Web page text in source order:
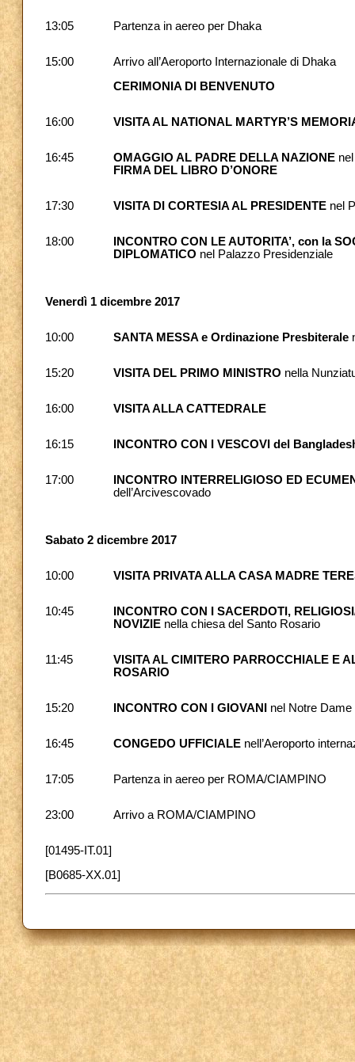
13:05 Partenza in aereo per Dhaka
15:00
Arrivo all’Aeroporto Internazionale di Dhaka
CERIMONIA DI BENVENUTO
16:00 VISITA AL NATIONAL MARTYR’S
16:45 OMAGGIO AL PADRE DELLA NAZIONE
FIRMA DEL LIBRO D’ONORE
17:30 VISITA DI CORTESIA AL PRESIDENTE nel
18:00
INCONTRO CON LE AUTORITA’, con la
DIPLOMATICO nel Palazzo Presidenziale
Venerdì 1 dicembre 2017
10:00 SANTA MESSA e Ordinazione Presbiterale
15:20 VISITA DEL PRIMO MINISTRO nella
16:00 VISITA ALLA CATTEDRALE
16:15 INCONTRO CON I VESCOVI del
17:00
INCONTRO INTERRELIGIOSO ED
dell’Arcivescovado
Sabato 2 dicembre 2017
10:00 VISITA PRIVATA ALLA CASA MADRE
10:45
INCONTRO CON I SACERDOTI,
NOVIZIE nella chiesa del Santo Rosario
11:45
VISITA AL CIMITERO PARROCCHIALE E
ROSARIO
15:20 INCONTRO CON I GIOVANI nel Notre
16:45 CONGEDO UFFICIALE nell’Aeroporto
17:05 Partenza in aereo per ROMA/CIAMPINO
23:00 Arrivo a ROMA/CIAMPINO
[01495-IT.01]
[B0685-XX.01]